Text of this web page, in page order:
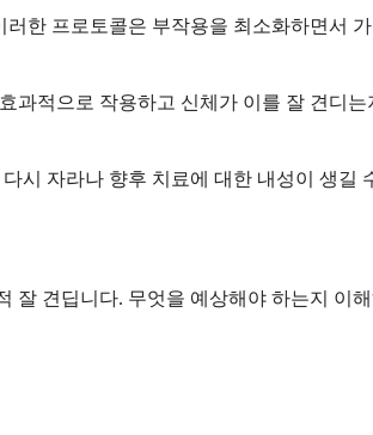
한 프로토콜은 부작용을 최소화하면서
적으로 작용하고 신체가 이를 잘 견디는
시 자라나 향후 치료에 대한 내성이 생길
잘 견딥니다. 무엇을 예상해야 하는지 이